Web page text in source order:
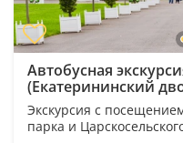
Автобусная
(Екатерининский
Экскурсия с
парка и